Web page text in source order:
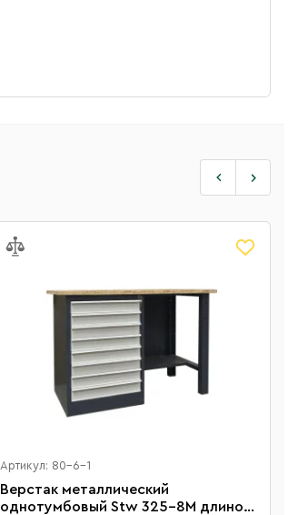
Артикул: 80-6-1
Верстак металлический
однотумбовый Stw 325-8M длиной